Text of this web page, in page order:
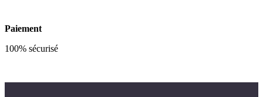
Paiement
100% sécurisé